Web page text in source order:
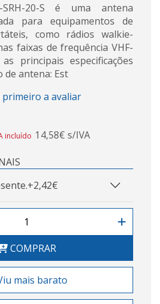
20-S é uma antena
para equipamentos de
como rádios walkie-
faixas de frequência VHF-
principais especificações
de antena: Est
primeiro a avaliar
incluído 14,58€ s/IVA
+2,42€
COMPRAR
mais barato